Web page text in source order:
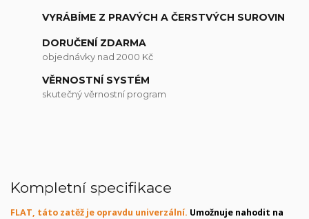
VYRÁBÍME Z PRAVÝCH A ČERSTVÝCH SUROVIN
DORUČENÍ ZDARMA
objednávky nad 2000 Kč
VĚRNOSTNÍ SYSTÉM
skutečný věrnostní program
Kompletní specifikace
FLAT, táto zatěž je opravdu univerzální. Umožnuje nahodit na